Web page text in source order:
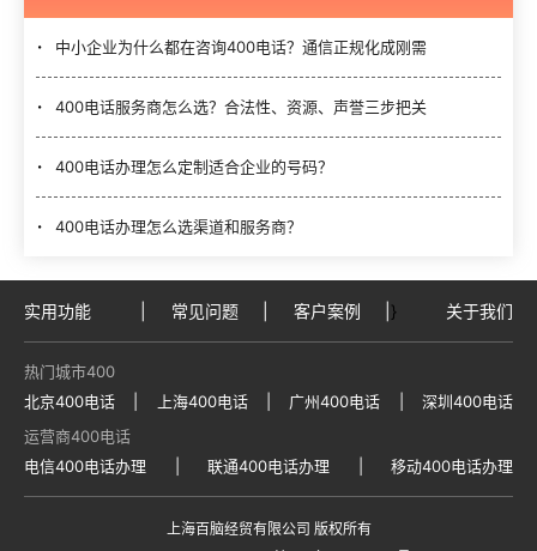
中小企业为什么都在咨询400电话？通信正规化成刚需
400电话服务商怎么选？合法性、资源、声誉三步把关
400电话办理怎么定制适合企业的号码？
400电话办理怎么选渠道和服务商？
实用功能 常见问题 客户案例 } 关于我们
热门城市400
北京400电话
上海400电话 广州400电话
深圳400电话
运营商400电话
电信400电话办理
联通400电话办理 移动400电话办理
上海百脑经贸有限公司 版权所有